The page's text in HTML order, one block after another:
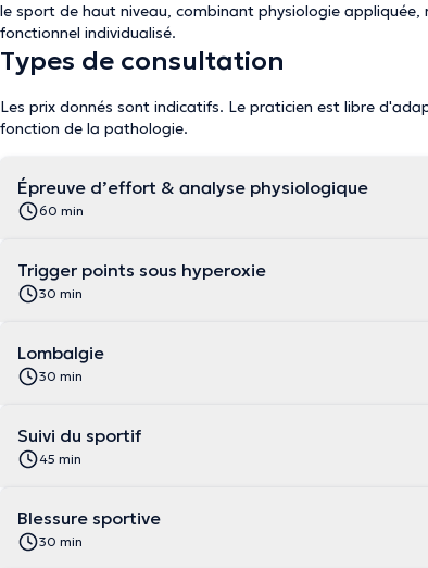
le sport de haut niveau, combinant physiologie
fonctionnel individualisé.
Types de consultation
Les prix donnés sont indicatifs. Le praticien est libre
fonction de la pathologie.
Épreuve d’effort & analyse physiologique
60 min
Trigger points sous hyperoxie
30 min
Lombalgie
30 min
Suivi du sportif
45 min
Blessure sportive
30 min